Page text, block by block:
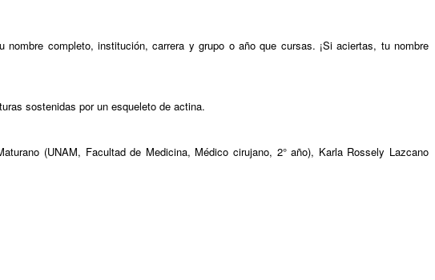
completo, institución, carrera y grupo o año que cursas. ¡Si aciertas, tu nombre
sostenidas por un esqueleto de actina.
(UNAM, Facultad de Medicina, Médico cirujano, 2° año), Karla Rossely Lazcano